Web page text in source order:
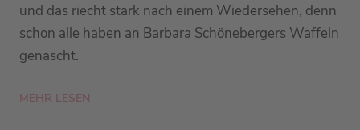
und das riecht stark nach einem Wiedersehen, denn
schon alle haben an Barbara Schönebergers Waffeln
genascht.
MEHR LESEN